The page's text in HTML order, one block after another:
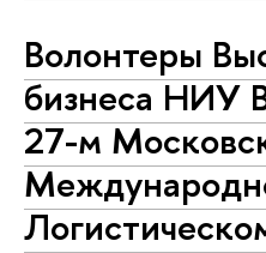
Волонтеры
бизнеса
27-м